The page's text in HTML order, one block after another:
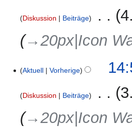
Diskussion Beiträge
→‎20px|Icon
Aktuell Vorherige
Diskussion Beiträge
→‎20px|Icon